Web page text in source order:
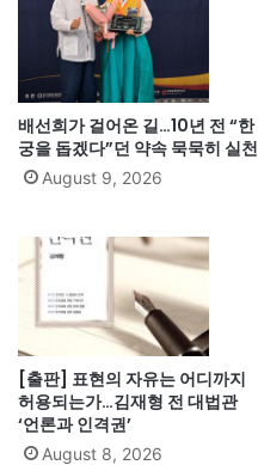
배선희가 걸어온 길…10년 전 “한
궁을 돕겠다”던 약속 묵묵히 실천
August 9, 2026
[출판] 표현의 자유는 어디까지
허용되는가…김재형 전 대법관
‘언론과 인격권’
August 8, 2026